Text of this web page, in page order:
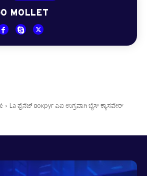
MOLLET
La ಫ್ರೆನೆಜ್ вокруг ಎಐ ಉಗ್ರವಾಗಿ ಬೈಸ್ ಕ್ಯಾಸವೇರ್